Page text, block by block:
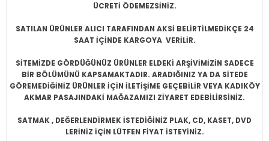
ÜCRETİ ÖDEMEZSİNİZ.
SATILAN ÜRÜNLER ALICI TARAFINDAN AKSİ BELİRTİLMEDİKÇE 24
SAAT İÇİNDE KARGOYA VERİLİR.
SİTEMİZDE GÖRDÜĞÜNÜZ ÜRÜNLER ELDEKİ ARŞİVİMİZİN SADECE
BİR BÖLÜMÜNÜ KAPSAMAKTADIR. ARADIĞINIZ YA DA SİTEDE
GÖREMEDİĞİNİZ ÜRÜNLER İÇİN İLETİŞİME GEÇEBİLİR VEYA KADIKÖY
AKMAR PASAJINDAKİ MAĞAZAMIZI ZİYARET EDEBİLİRSİNİZ.
SATMAK , DEĞERLENDİRMEK İSTEDİĞİNİZ PLAK, CD, KASET, DVD
LERİNİZ İÇİN LÜTFEN FİYAT İSTEYİNİZ.